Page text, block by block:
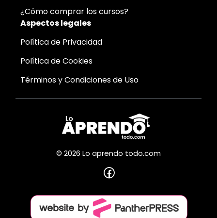
¿Cómo comprar los cursos?
Aspectos legales
Política de Privacidad
Política de Cookies
Términos y Condiciones de Uso
© 2026 Lo aprendo todo.com